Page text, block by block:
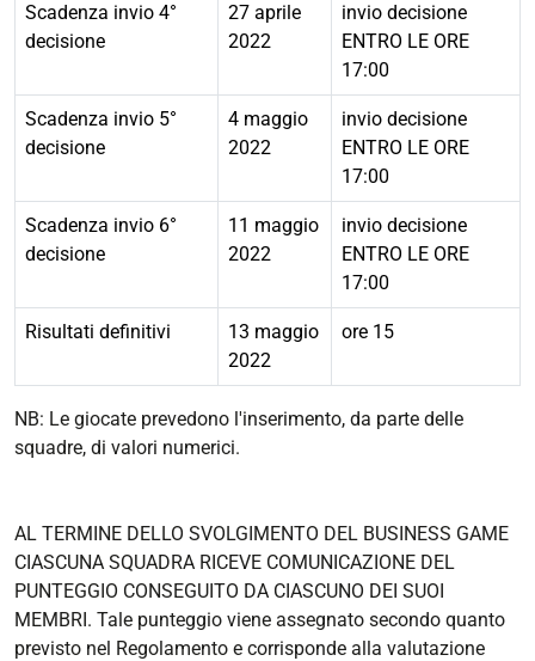
Scadenza invio 4°
decisione
27 aprile
2022
invio decisione
ENTRO LE ORE
17:00
Scadenza invio 5°
decisione
4 maggio
2022
invio decisione
ENTRO LE ORE
17:00
Scadenza invio 6°
decisione
11 maggio
2022
invio decisione
ENTRO LE ORE
17:00
Risultati definitivi
13 maggio
2022
ore 15
NB: Le giocate prevedono l'inserimento, da parte delle
squadre, di valori numerici.
AL TERMINE DELLO SVOLGIMENTO DEL BUSINESS GAME
CIASCUNA SQUADRA RICEVE COMUNICAZIONE DEL
PUNTEGGIO CONSEGUITO DA CIASCUNO DEI SUOI
MEMBRI. Tale punteggio viene assegnato secondo quanto
previsto nel Regolamento e corrisponde alla valutazione